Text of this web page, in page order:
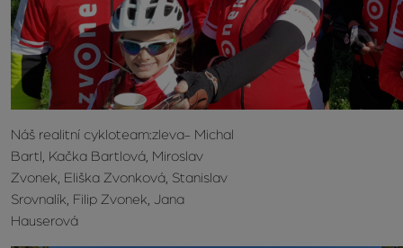
Náš realitní cykloteam:zleva- Michal
Bartl, Kačka Bartlová, Miroslav
Zvonek, Eliška Zvonková, Stanislav
Srovnalík, Filip Zvonek, Jana
Hauserová